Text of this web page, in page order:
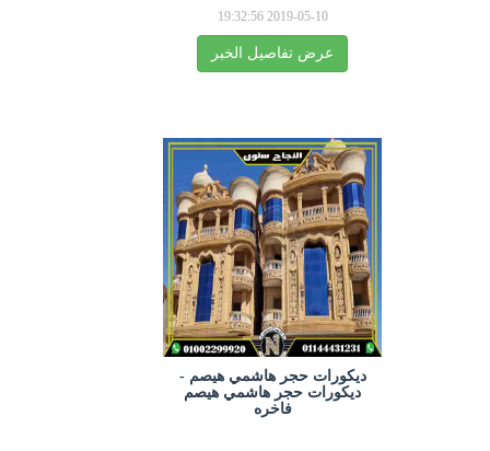
2019-05-10 19:32:56
عرض تفاصيل الخبر
ديكورات حجر هاشمي هيصم -
ديكورات حجر هاشمي هيصم
فاخره